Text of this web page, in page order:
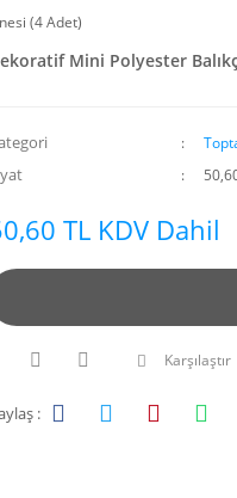
(4 Adet)
Mini Polyester
TL KDV Dahil
Karşılaştır
: